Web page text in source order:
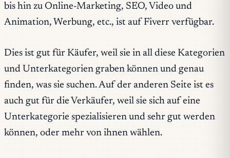
bis hin zu Online-Marketing, SEO, Video und
Animation, Werbung, etc., ist auf Fiverr verfügbar.
Dies ist gut für Käufer, weil sie in all diese Kategorien
und Unterkategorien graben können und genau
finden, was sie suchen. Auf der anderen Seite ist es
auch gut für die Verkäufer, weil sie sich auf eine
Unterkategorie spezialisieren und sehr gut werden
können, oder mehr von ihnen wählen.